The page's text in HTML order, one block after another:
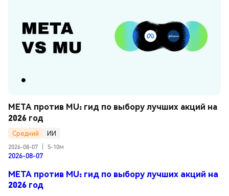
META против MU: гид по выбору лучших акций на
2026 год
Средний
ИИ
2026-08-07
5-10м
2026-08-07
META против MU: гид по выбору лучших акций на
2026 год